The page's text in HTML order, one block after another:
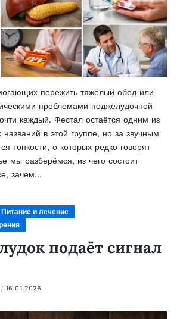
пережить тяжёлый обед или
проблемами поджелудочной
каждый. Фестал остаётся одним из
в этой группе, но за звучным
тонкости, о которых редко говорят
мы разберёмся, из чего состоит
зачем…
Питание и лечение
подаёт сигнал
16.01.2026